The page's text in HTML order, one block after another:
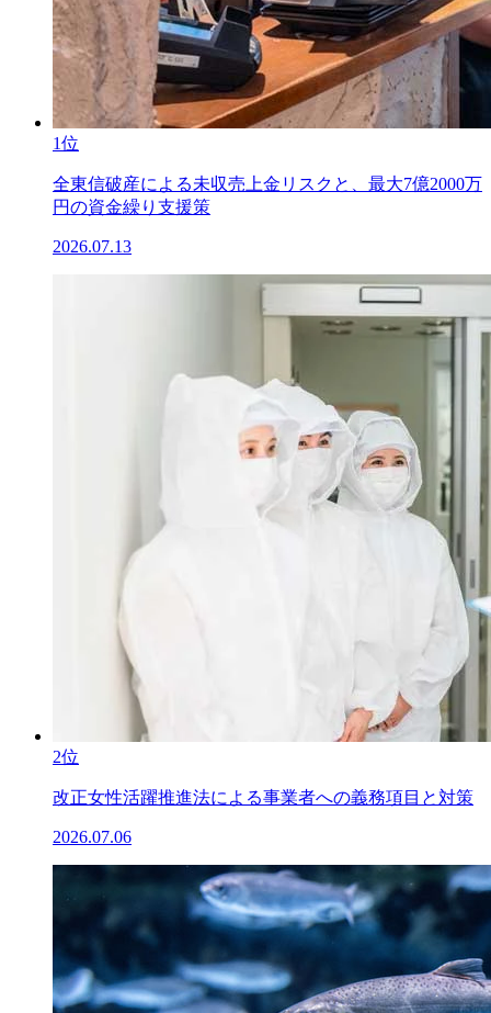
1位
全東信破産による未収売上金リスクと、最大7億2000万
円の資金繰り支援策
2026.07.13
2位
改正女性活躍推進法による事業者への義務項目と対策
2026.07.06